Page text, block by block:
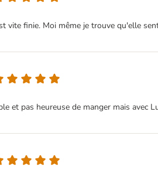
vite finie. Moi même je trouve qu'elle
et pas heureuse de manger mais avec